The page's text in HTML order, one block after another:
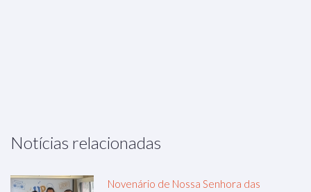
Notícias relacionadas
Novenário de Nossa Senhora das